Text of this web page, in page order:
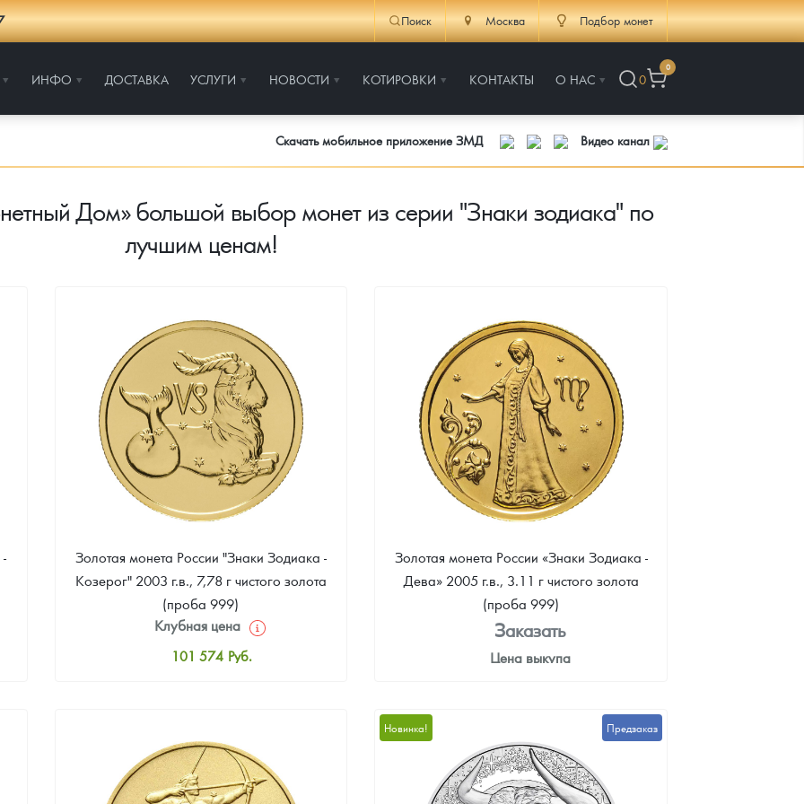
Поиск Москва Подбор монет
ИНФО ДОСТАВКА УСЛУГИ НОВОСТИ КОТИРОВКИ КОНТАКТЫ О НАС 0
0
платины на 2026 год
Скачать мобильное приложение ЗМД Видео канал
Дом» большой выбор монет из серии "Знаки зодиака" по
лучшим ценам!
Золотая монета России "Знаки Зодиака -
Козерог" 2003 г.в., 7,78 г чистого золота
(проба 999)
Клубная цена
101 574 Руб.
89 570 Руб.
Золотая монета России «Знаки Зодиака -
Дева» 2005 г.в., 3.11 г чистого золота
(проба 999)
Заказать
Цена выкупа
Новинка! Предзаказ